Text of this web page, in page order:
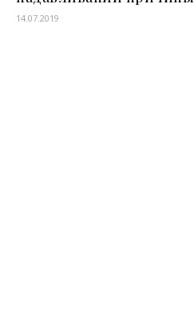
14.07.2019